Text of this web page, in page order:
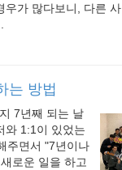
우가 많다보니, 다른
는 방법
7년째 되는 날
와 1:1이 있었는
주면서 "7년이나
로운 일을 하고